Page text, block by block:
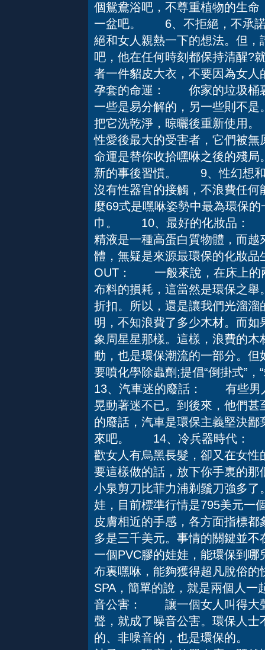
個鴛鴦浴吧，不尊重植物的生
一盆吧。 6、不拒絕，不承
絕和女人親熱一下的想法。但
吧，他在任何時刻都保持清醒?
者一件貂皮大衣，不要因為女
孕套的命運： 你家的垃圾桶
一些是易分解的，另一些則不
把它洗乾淨，晾曬後重新使
性愛後最大的受害者，它們被
命運是替你收拾嘿咻之後的殘
新的事後習慣。 9、性幻想
沒有性器官的接觸，不浪費任
麼69式是嘿咻姿勢中最為環保
巾。 10、最好的化妝品：
精液是一種高蛋白質物體，而
體，無疑是來源最環保的化妝
OUT： 一般來說，在床上的
布料的損耗，這當然是環保之
折扣。所以，還是讓我們光
明，不知浪費了多少木材。而
象周星星那樣。這樣，浪費的
動，也是環保潮流的一部分。
要噴化學除蟲劑;提倡“倒掛式”
13、汽車迷的廢話： 有些男
晃動著迷不已。到後來，他們
的廢話，汽車是環保主義堅決
來吧。 14、冷兵器時代：
歡女人有烏黑長髮，卻又在女
要這樣做的話，放下你手裏的
小泉剪刀比菲力浦剃鬚刀強
娃，目前標準行情是795美元一
皮膚相近的手感，各方面指標
多是三千美元。事情的關鍵並
一個PVC膠的娃娃，能環保
布裏嘿咻，能夠獲得超凡脫俗
SPA，簡單的說，就是兩個人
音公害： 讓一個女人叫得大
聲，就成了噪音公害。環保人
的、非噪音的，也是環保的